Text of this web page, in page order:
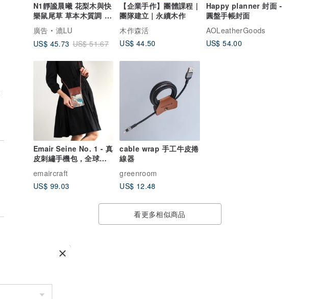
N1靜謐晨曦 花梨木與快
樂鼠尾草 草本木質調 木
芯香氛蠟燭
廣告
漉LU
US$ 45.73 US$ 51.67
【企業手作】團體課程 |
團隊建立 | 永續木作
木作森活
US$ 44.50
Happy planner 封面 -
圓盤手帳封面
AOLeatherGoods
US$ 54.00
Emair Seine No. 1 - 真
皮刺繡手機包，全球獨
emaircraft
US$ 99.03
cable wrap 手工牛皮捲
線器
greenroom
US$ 12.48
看更多相似商品